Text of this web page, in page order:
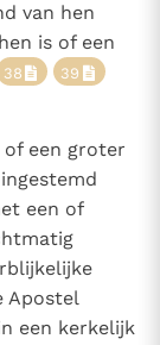
van hen
is of een
38
39
een groter
een of
Apostel
een kerkelijk